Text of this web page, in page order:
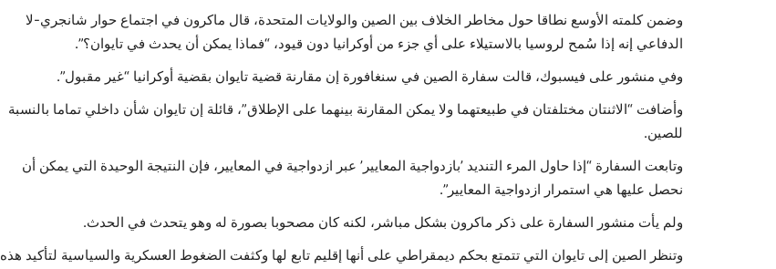
وضمن كلمته الأوسع نطاقا حول مخاطر الخلاف بين الصين والولايات المتحدة، قال ماكرون في اجتماع حوار شانجري-لا
الدفاعي إنه إذا سُمح لروسيا بالاستيلاء على أي جزء من أوكرانيا دون قيود، “فماذا يمكن أن يحدث في تايوان؟”.
وفي منشور على فيسبوك، قالت سفارة الصين في سنغافورة إن مقارنة قضية تايوان بقضية أوكرانيا “غير مقبول”.
وأضافت “الاثنتان مختلفتان في طبيعتهما ولا يمكن المقارنة بينهما على الإطلاق”، قائلة إن تايوان شأن داخلي تماما بالنسبة
للصين.
وتابعت السفارة “إذا حاول المرء التنديد ’بازدواجية المعايير’ عبر ازدواجية في المعايير، فإن النتيجة الوحيدة التي يمكن أن
نحصل عليها هي استمرار ازدواجية المعايير”.
ولم يأت منشور السفارة على ذكر ماكرون بشكل مباشر، لكنه كان مصحوبا بصورة له وهو يتحدث في الحدث.
وتنظر الصين إلى تايوان التي تتمتع بحكم ديمقراطي على أنها إقليم تابع لها وكثفت الضغوط العسكرية والسياسية لتأكيد هذه